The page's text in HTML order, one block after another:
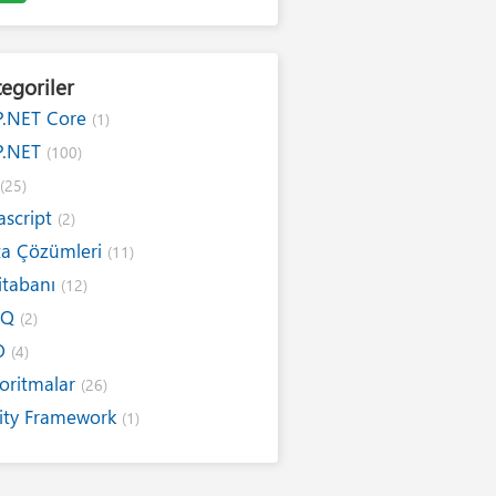
Core (1)
(100)
(25)
(2)
Çözümleri (11)
(12)
(2)
(4)
(26)
Framework (1)